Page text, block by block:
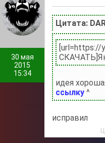
30 мая
2015
15:34
Цитата:
[url=https://
идея
ссылку^
исправил